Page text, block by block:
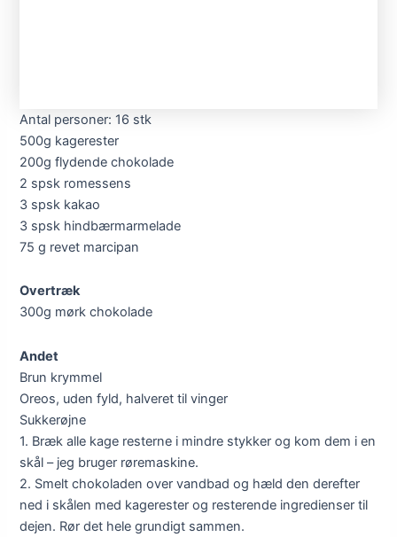
Antal personer: 16 stk
500g kagerester
200g flydende chokolade
2 spsk romessens
3 spsk kakao
3 spsk hindbærmarmelade
75 g revet marcipan
Overtræk
300g mørk chokolade
Andet
Brun krymmel
Oreos, uden fyld, halveret til vinger
Sukkerøjne
1. Bræk alle kage resterne i mindre stykker og kom dem i en
skål – jeg bruger røremaskine.
2. Smelt chokoladen over vandbad og hæld den derefter
ned i skålen med kagerester og resterende ingredienser til
dejen. Rør det hele grundigt sammen.